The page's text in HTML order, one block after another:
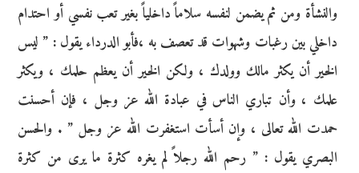
والنشأة ومن ثم يضمن لنفسه سلاماً داخلياً بغير تعب نفسي أو احتدام
داخلي بين رغبات وشهوات قد تعصف به ،فأبو الدرداء يقول : ” ليس
الخير أن يكثر مالك وولدك ، ولكن الخير أن يعظم حلمك ، ويكثر
علمك ، وأن تباري الناس في عبادة الله عز وجل ، فإن أحسنت
حمدت الله تعالى ، وإن أسأت استغفرت الله عز وجل ” . والحسن
البصري يقول : ” رحم الله رجلاً لم يغره كثرة ما يرى من كثرة